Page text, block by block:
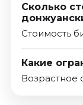
Сколько
Стоимость
Какие
Возрастное